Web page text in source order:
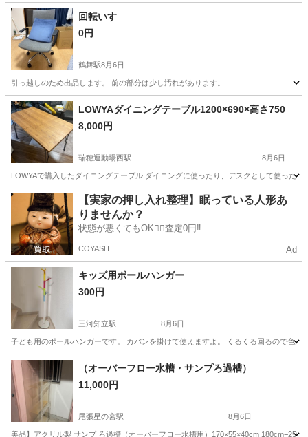
静岡 藤枝市 その他
回転いす
0円
鶴舞駅8月6日
引っ越しのため出品します。 前の部分は少し汚れがあります。
愛知 名古屋市 LOWYAダイニングテーブル1200×690×高さ750
8,000円
瑞穂運動場西駅 8月6日
LOWYAで購入したダイニングテーブル ダイニングに使ったり、デスクとして使った
愛知 名古屋市 瑞穂運動場西駅 テーブル
【実家の押し入れ整理】眠っている人形あ
りませんか？
状態が悪くてもOK🙆‍♀️査定0円‼️
COYASH Ad
キッズ用ポールハンガー
300円
三河知立駅 8月6日
子ども用のポールハンガーです。 カバンを掛けて使えますよ。 くるくる回るので色
愛知 知立市 三河知立駅 収納家具
（オーバーフロー水槽・サンプろ過槽）
11,000円
尾張星の宮駅 8月6日
美品】アクリル製 サンプ ろ過槽（オーバーフロー水槽用）170×55×40cm